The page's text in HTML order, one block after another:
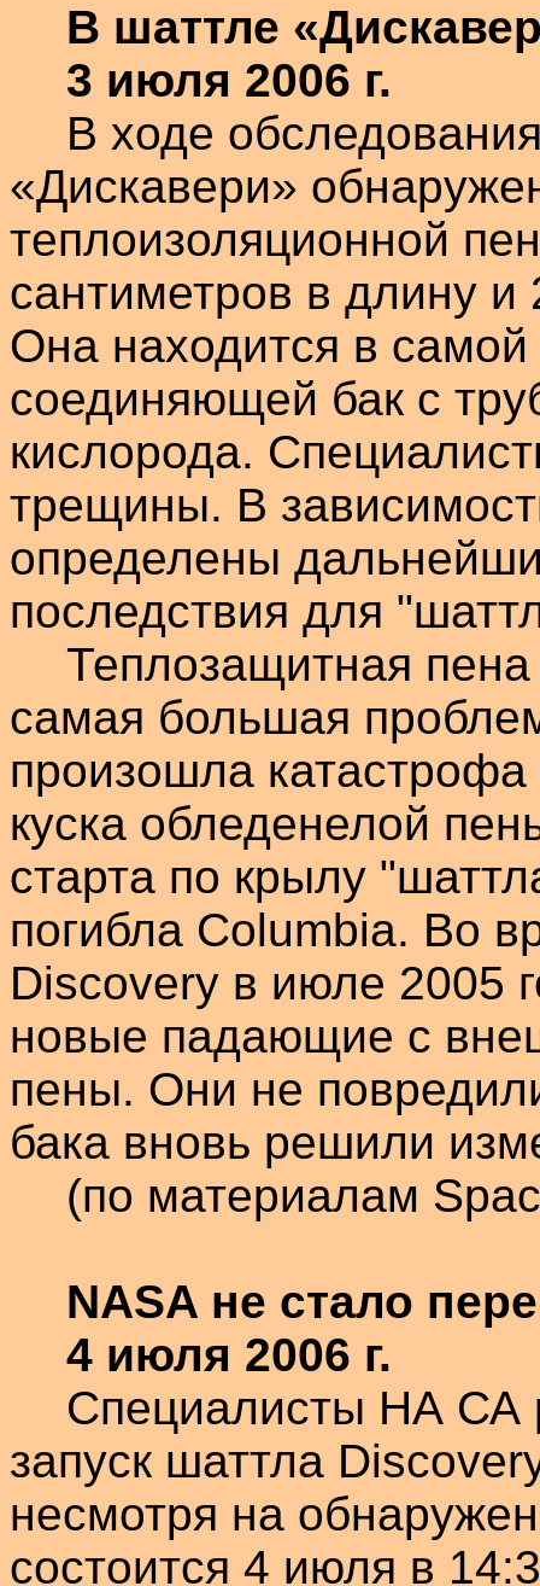
В шаттле «
3 июля 2006 г.
В ходе
«Дискавери»
теплоизоляционной
сантиметров в длину и
Она находится в самой
соединяющей бак с
кислорода.
трещины. В
определены
последствия для "
Теплозащитная
самая большая
произошла катастрофа
куска обледенелой
старта по крылу "
погибла Columbia. Во
Discovery в июле 2005
новые падающие с
пены. Они не
бака вновь решили
(по материалам
NASA не стало
4 июля 2006 г.
Специалисты НА СА
запуск шаттла
несмотря на
состоится 4 июля в